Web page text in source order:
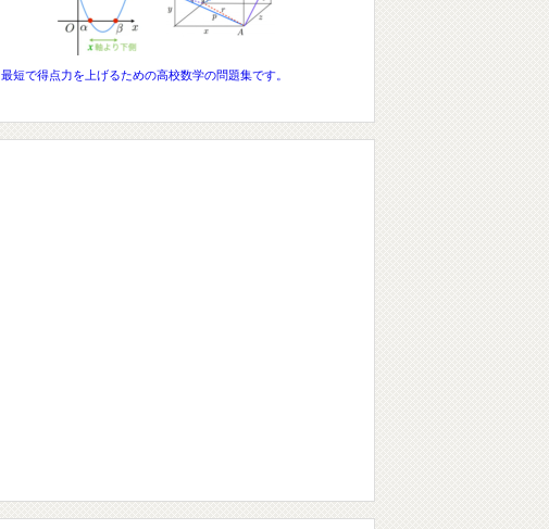
最短で得点力を上げるための高校数学の問題集です。